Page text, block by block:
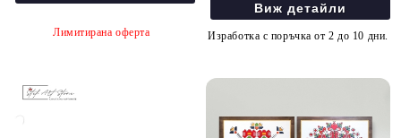
Лимитирана оферта
Виж детайли
Изработка с поръчка от 2 до 10 дни.